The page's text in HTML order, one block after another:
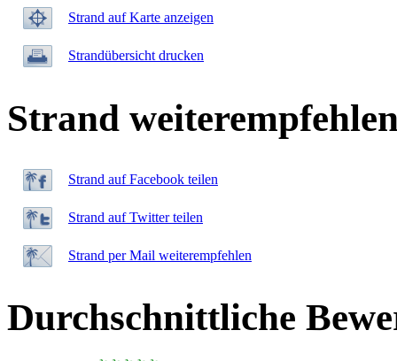
Strand auf Karte anzeigen
Strandübersicht drucken
Strand
Strand auf Facebook teilen
Strand auf Twitter teilen
Strand per Mail weiterempfehlen
Durchschnittliche